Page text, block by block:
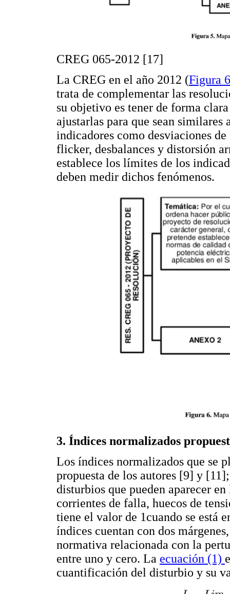
CREG 065-2012 [17]
La CREG en el año 2012 (Figura 6
trata de complementar las
su objetivo es tener de forma
ajustarlas para que sean
indicadores como desviaciones
flicker, desbalances y distorsión
establece los límites de los
deben medir dichos fenómenos.
3. Índices normalizados
Los índices normalizados que se
propuesta de los autores [9] y
disturbios que pueden aparecer
corrientes de falla, huecos de
tiene el valor de 1cuando se está
índices cuentan con dos
normativa relacionada con la
entre uno y cero. La ecuación (1)
cuantificación del disturbio y su